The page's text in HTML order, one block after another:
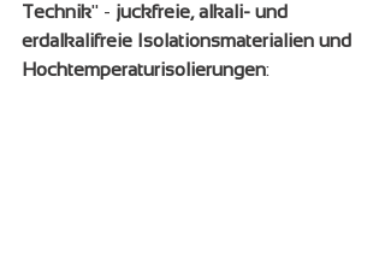
Technik" - juckfreie, alkali- und
erdalkalifreie Isolationsmaterialien und
Hochtemperaturisolierungen: